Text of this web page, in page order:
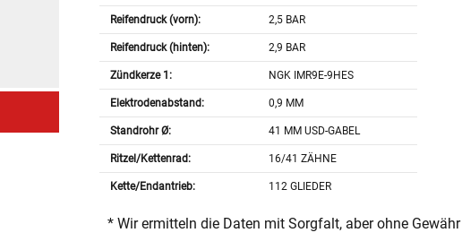
Reifendruck (vorn): 2,5 BAR
Reifendruck (hinten): 2,9 BAR
Zündkerze 1: NGK IMR9E-9HES
Elektrodenabstand: 0,9 MM
Standrohr Ø: 41 MM USD-GABEL
Ritzel/Kettenrad: 16/41 ZÄHNE
Kette/Endantrieb: 112 GLIEDER
* Wir ermitteln die Daten mit Sorgfalt, aber ohne Gewähr